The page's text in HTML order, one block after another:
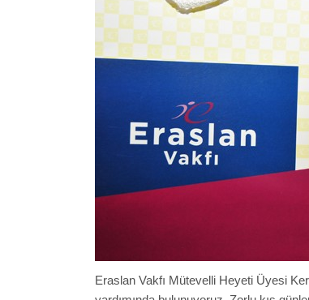
Eraslan Vakfı Mütevelli Heyeti Üyesi